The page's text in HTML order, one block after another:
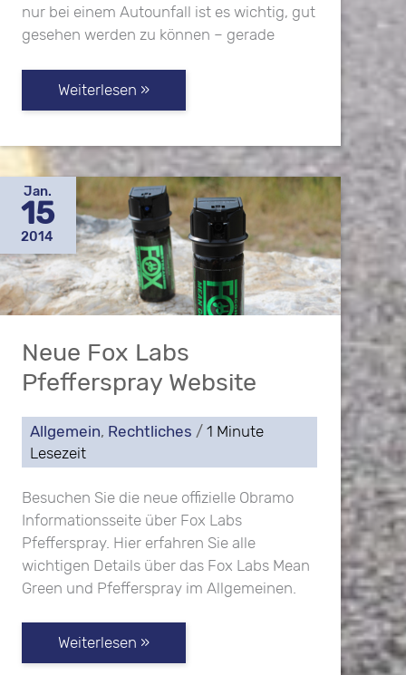
nur bei einem Autounfall ist es wichtig, gut
gesehen werden zu können – gerade
Warnwestenpflicht
in
und
Österreich:
Bestimmungen,
Bußgelder
und
mehr
Weiterlesen »
Jan.
15
2014
Neue Fox Labs
Pfefferspray Website
Allgemein, Rechtliches / 1 Minute
Lesezeit
Besuchen Sie die neue offizielle Obramo
Informationsseite über Fox Labs
Pfefferspray. Hier erfahren Sie alle
wichtigen Details über das Fox Labs Mean
Green und Pfefferspray im Allgemeinen.
Neue
Fox
Weiterlesen »